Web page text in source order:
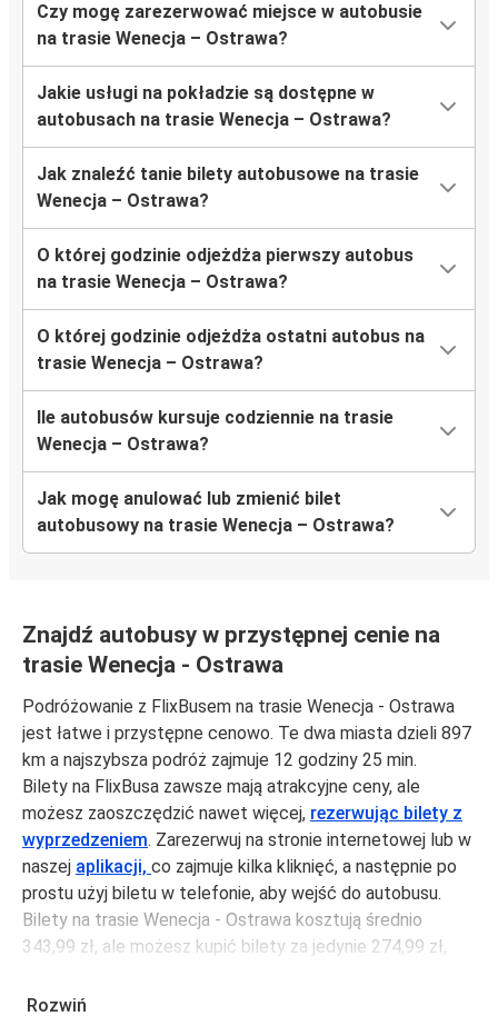
Czy mogę zarezerwować miejsce w autobusie
na trasie Wenecja – Ostrawa?
Jakie usługi na pokładzie są dostępne w
autobusach na trasie Wenecja – Ostrawa?
Jak znaleźć tanie bilety autobusowe na trasie
Wenecja – Ostrawa?
O której godzinie odjeżdża pierwszy autobus
na trasie Wenecja – Ostrawa?
O której godzinie odjeżdża ostatni autobus na
trasie Wenecja – Ostrawa?
Ile autobusów kursuje codziennie na trasie
Wenecja – Ostrawa?
Jak mogę anulować lub zmienić bilet
autobusowy na trasie Wenecja – Ostrawa?
Znajdź autobusy w przystępnej cenie na
trasie Wenecja - Ostrawa
Podróżowanie z FlixBusem na trasie Wenecja - Ostrawa
jest łatwe i przystępne cenowo. Te dwa miasta dzieli 897
km a najszybsza podróż zajmuje 12 godziny 25 min.
Bilety na FlixBusa zawsze mają atrakcyjne ceny, ale
możesz zaoszczędzić nawet więcej, rezerwując bilety z
wyprzedzeniem. Zarezerwuj na stronie internetowej lub w
naszej aplikacji, co zajmuje kilka kliknięć, a następnie po
prostu użyj biletu w telefonie, aby wejść do autobusu.
Bilety na trasie Wenecja - Ostrawa kosztują średnio
343,99 zł, ale możesz kupić bilety za jedynie 274,99 zł,
unikając weekendów i świąt. Aby podróżować szybko,
Rozwiń